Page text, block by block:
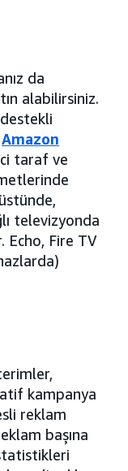
da
alabilirsiniz.
Amazon
taraf ve
televizyonda
Echo, Fire TV
kampanya
reklam
başına